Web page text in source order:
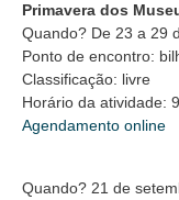
Primavera dos
Quando? De 23 a 29
Ponto de encontro:
Classificação: livre
Horário da atividade:
Agendamento online
Quando? 21 de